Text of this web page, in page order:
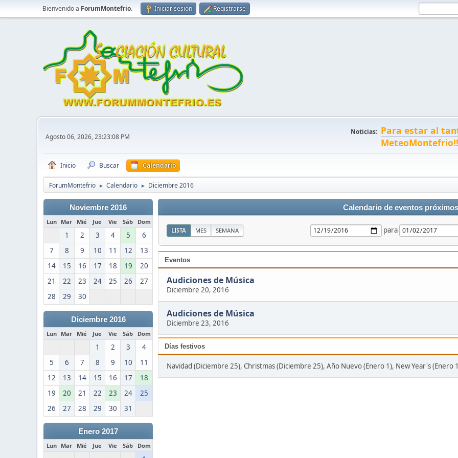
Bienvenido a ForumMontefrio. Iniciar sesión Registrarse
Agosto 06, 2026, 23:23:08 PM
Noticias: Para estar al
MeteoMontefrio!!
Inicio Buscar Calendario
ForumMontefrio ► Calendario ► Diciembre 2016
Noviembre 2016
Lun Mar Mié Jue Vie Sáb Dom
1 2 3 4 5
6
7
8 9 10 11 12
13
14
15 16 17 18 19
20
21
22 23 24 25 26
27
28
29 30
Diciembre 2016
Lun Mar Mié Jue Vie Sáb Dom
1 2 3
4
5
6 7 8 9 10
11
12
13 14 15 16 17
18
19
20 21 22 23 24
25
26
27 28 29 30 31
Enero 2017
Lun Mar Mié Jue Vie Sáb Dom
Calendario de eventos próximos
LISTA MES SEMANA para
Eventos
Audiciones de Música
Diciembre 20, 2016
Audiciones de Música
Diciembre 23, 2016
Días festivos
Navidad (Diciembre 25), Christmas (Diciembre 25), Año Nuevo (Enero 1), New Year's (Enero